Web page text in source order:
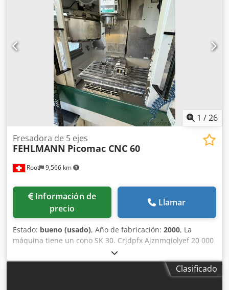
descarga. Sistema de elevación y transporte para la
alimentación y descarga con movimiento transversal.
Capacidad de sección de 1000 mm.
1 /26
Root 9,566 km
Fresadora de 5 ejes
FEHLMANN Picomac CNC 60
Información de
precio
Llamar
Estado: bueno (usado), Año de fabricación: 2000, La
máquina tiene un cono SK 30. Crjdpfx Ajznmqiolyef 20 000
rpm. Las piezas que se muestran en la imagen no están
incluidas.
Clasificado